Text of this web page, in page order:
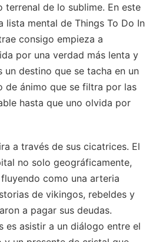
terrenal de lo sublime. En este
lista mental de Things To Do In
consigo empieza a
por una verdad más lenta y
un destino que se tacha en un
de ánimo que se filtra por las
hasta que uno olvida por
a través de sus cicatrices. El
no solo geográficamente,
como una arteria
de vikingos, rebeldes y
a pagar sus deudas.
es asistir a un diálogo entre el